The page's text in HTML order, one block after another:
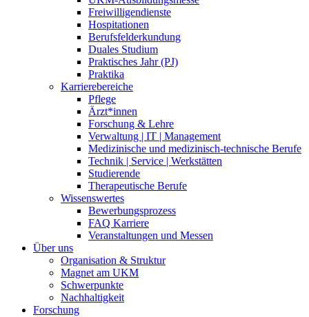
Freiwilligendienste
Hospitationen
Berufsfelderkundung
Duales Studium
Praktisches Jahr (PJ)
Praktika
Karrierebereiche
Pflege
Ärzt*innen
Forschung & Lehre
Verwaltung | IT | Management
Medizinische und medizinisch-technische Berufe
Technik | Service | Werkstätten
Studierende
Therapeutische Berufe
Wissenswertes
Bewerbungsprozess
FAQ Karriere
Veranstaltungen und Messen
Über uns
Organisation & Struktur
Magnet am UKM
Schwerpunkte
Nachhaltigkeit
Forschung